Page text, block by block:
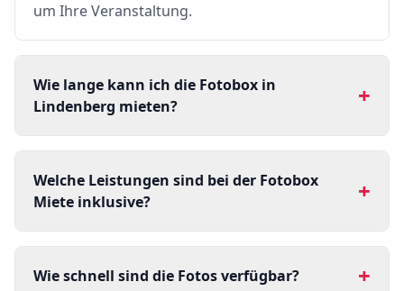
um Ihre Veranstaltung.
Wie lange kann ich die Fotobox in
Lindenberg mieten?
+
Welche Leistungen sind bei der Fotobox
Miete inklusive?
+
Wie schnell sind die Fotos verfügbar? +